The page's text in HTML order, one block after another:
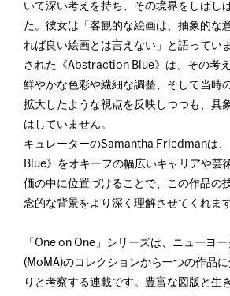
いて深い考えを持ち、その境界をしばし
た。彼女は「客観的な絵画は、抽象的な
れば良い絵画とは言えない」と語ってい
された《Abstraction Blue》は、その考え
鮮やかな色彩や繊細な調整、そして当時
拡大したような視点を反映しつつも、具
はしていません。
キュレーターのSamantha Friedmanは
Blue》をオキーフの幅広いキャリアや芸
価の中に位置づけることで、この作品の
念的な背景をより深く理解させてくれます
「One on One」シリーズは、ニューヨ
(MoMA)のコレクションから一つの作品に
りと考察する連載です。豊富な図版と生